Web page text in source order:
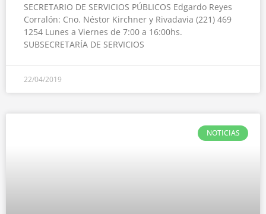
SECRETARIO DE SERVICIOS PÚBLICOS Edgardo Reyes
Corralón: Cno. Néstor Kirchner y Rivadavia (221) 469
1254 Lunes a Viernes de 7:00 a 16:00hs.
SUBSECRETARÍA DE SERVICIOS
22/04/2019
NOTICIAS